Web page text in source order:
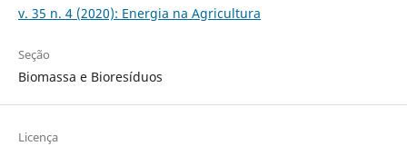
v. 35 n. 4 (2020): Energia na Agricultura
Seção
Biomassa e Bioresíduos
Licença